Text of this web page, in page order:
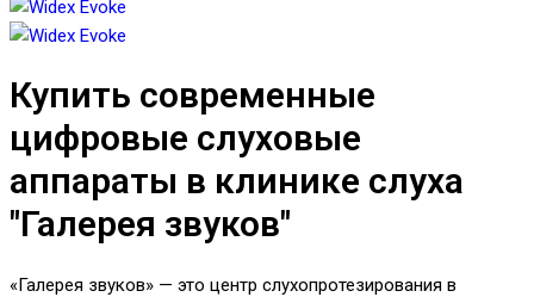
Купить современные
цифровые слуховые
аппараты в клинике слуха
"Галерея звуков"
«Галерея звуков» — это центр слухопротезирования в